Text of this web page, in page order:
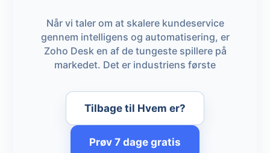
Når vi taler om at skalere kundeservice
gennem intelligens og automatisering, er
Zoho Desk en af de tungeste spillere på
markedet. Det er industriens første
Tilbage til Hvem er?
Prøv 7 dage gratis